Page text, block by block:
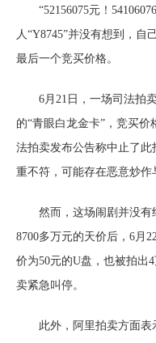
“52156075元！
人“Y8745”并没有想到，自
最后一个竞买价格。
6月21日，一场司法拍卖
的“青眼白龙金卡”，竞买价
法拍卖发布公告称中止了
重不符，可能存在恶意炒作
然而，这场闹剧并没有
8700多万元的天价后，6月
价为50元的U盘，也被拍出
卖紧急叫停。
此外，阿里拍卖方面表